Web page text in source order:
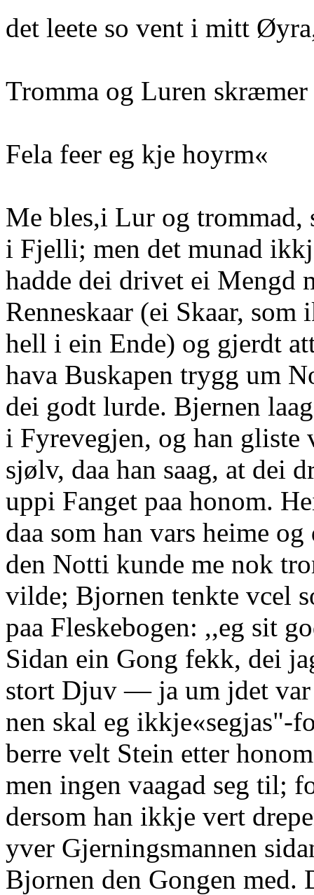
det leete so vent i mitt
Tromma og Luren skræmer
Fela feer eg kje hoyrm«
Me bles,i Lur og trommad,
i Fjelli; men det munad
hadde dei drivet ei Mengd
Renneskaar (ei Skaar,
hell i ein Ende) og gjerdt
hava Buskapen trygg um
dei godt lurde. Bjernen
i Fyrevegjen, og han gliste
sjølv, daa han saag, at dei
uppi Fanget paa honom.
daa som han vars heime
den Notti kunde me nok
vilde; Bjornen tenkte vcel
paa Fleskebogen: ,,eg sit
Sidan ein Gong fekk, dei
stort Djuv — ja um jdet var
nen skal eg
berre velt Stein etter
men ingen vaagad seg til;
dersom han ikkje vert
yver Gjerningsmannen
Bjornen den Gongen med.